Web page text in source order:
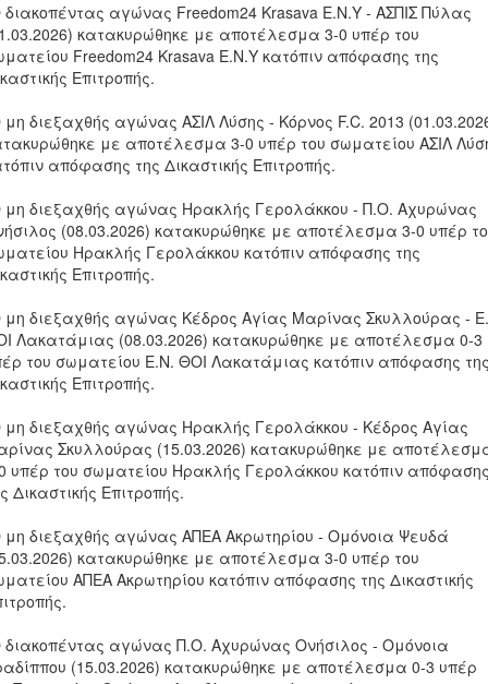
αγώνας Freedom24 Krasava E.N.Y - ΑΣΠΙΣ Πύλας
κατακυρώθηκε με αποτέλεσμα 3-0 υπέρ του
Freedom24 Krasava E.N.Y κατόπιν απόφασης της
Επιτροπής.
διεξαχθής αγώνας ΑΣΙΛ Λύσης - Κόρνος F.C. 2013
με αποτέλεσμα 3-0 υπέρ του σωματείου ΑΣΙΛ
απόφασης της Δικαστικής Επιτροπής.
μη διεξαχθής αγώνας Ηρακλής Γερολάκκου - Π.Ο. Αχυρώνας
(08.03.2026) κατακυρώθηκε με αποτέλεσμα 3-0 υπέρ
Ηρακλής Γερολάκκου κατόπιν απόφασης της
Επιτροπής.
μη διεξαχθής αγώνας Κέδρος Αγίας Μαρίνας Σκυλλούρας -
Λακατάμιας (08.03.2026) κατακυρώθηκε με αποτέλεσμα 0-3
του σωματείου Ε.Ν. ΘΟΙ Λακατάμιας κατόπιν απόφασης
Επιτροπής.
μη διεξαχθής αγώνας Ηρακλής Γερολάκκου - Κέδρος Αγίας
Σκυλλούρας (15.03.2026) κατακυρώθηκε με
υπέρ του σωματείου Ηρακλής Γερολάκκου κατόπιν
Δικαστικής Επιτροπής.
μη διεξαχθής αγώνας ΑΠΕΑ Ακρωτηρίου - Ομόνοια Ψευδά
κατακυρώθηκε με αποτέλεσμα 3-0 υπέρ του
ΑΠΕΑ Ακρωτηρίου κατόπιν απόφασης της Δικαστικής
διακοπέντας αγώνας Π.Ο. Αχυρώνας Ονήσιλος - Ομόνοια
(15.03.2026) κατακυρώθηκε με αποτέλεσμα 0-3 υπέρ